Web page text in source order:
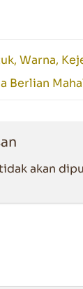
Warna,
Berlian
akan